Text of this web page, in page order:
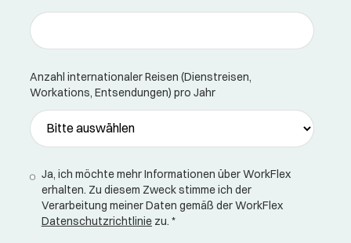
Anzahl internationaler Reisen (Dienstreisen,
Workations, Entsendungen) pro Jahr
Ja, ich möchte mehr Informationen über WorkFlex
erhalten. Zu diesem Zweck stimme ich der
Verarbeitung meiner Daten gemäß der WorkFlex
Datenschutzrichtliniezu. *